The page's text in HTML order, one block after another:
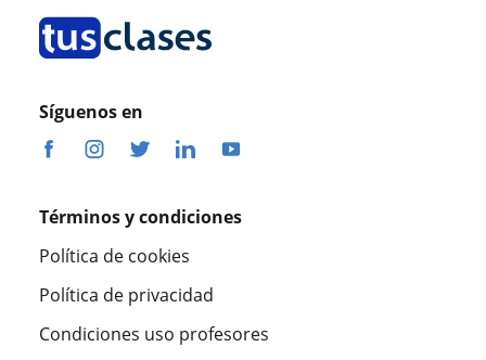
Síguenos en
Términos y condiciones
Política de cookies
Política de privacidad
Condiciones uso profesores